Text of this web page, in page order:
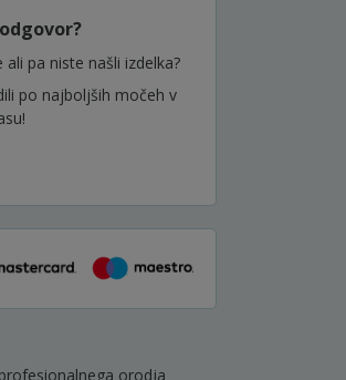
pa niste našli izdelka?
po najboljših močeh v
orodja